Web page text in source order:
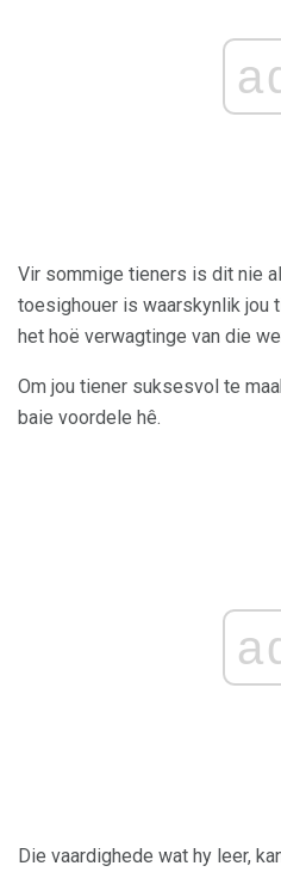
Vir sommige tieners is dit nie
toesighouer is waarskynlik jou
het hoë verwagtinge van die
Om jou tiener suksesvol te
baie voordele hê.
Die vaardighede wat hy leer,